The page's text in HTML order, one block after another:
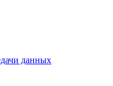
данных